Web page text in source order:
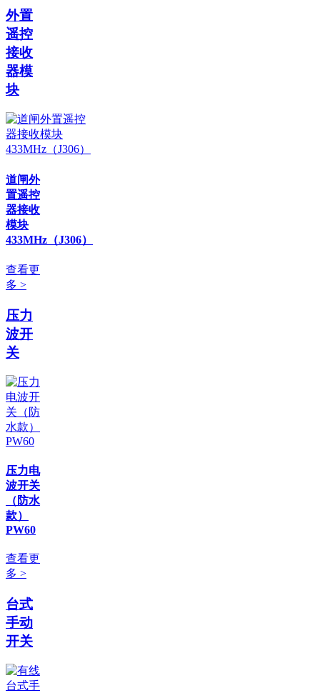
外置
遥控
接收
器模
块
道闸外
置遥控
器接收
模块
433MHz（J306）
查看更
多 >
压力
波开
关
压力电
波开关
（防水
款）
PW60
查看更
多 >
台式
手动
开关